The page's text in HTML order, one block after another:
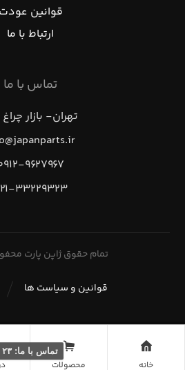
قوانین عودت
ارتباط با ما
تماس با ما
تهران- بازار
۰۹۱۲-
۰۲۱-
تمام حقوق ژاپن پارت
قوانین و سیاست ها
خانه محصولات
تماس با ما: ۲۳ ۹۳ ۲۲ ۳۳ - ۰۲۱